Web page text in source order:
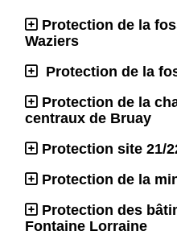
Protection de la
Waziers
Protection de la
Protection de la
centraux de Bruay
Protection site 21/
Protection de la
Protection des
Fontaine Lorraine